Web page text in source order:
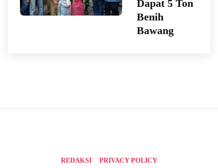
Dapat 5 Ton
Benih
Bawang
REDAKSI
PRIVACY POLICY